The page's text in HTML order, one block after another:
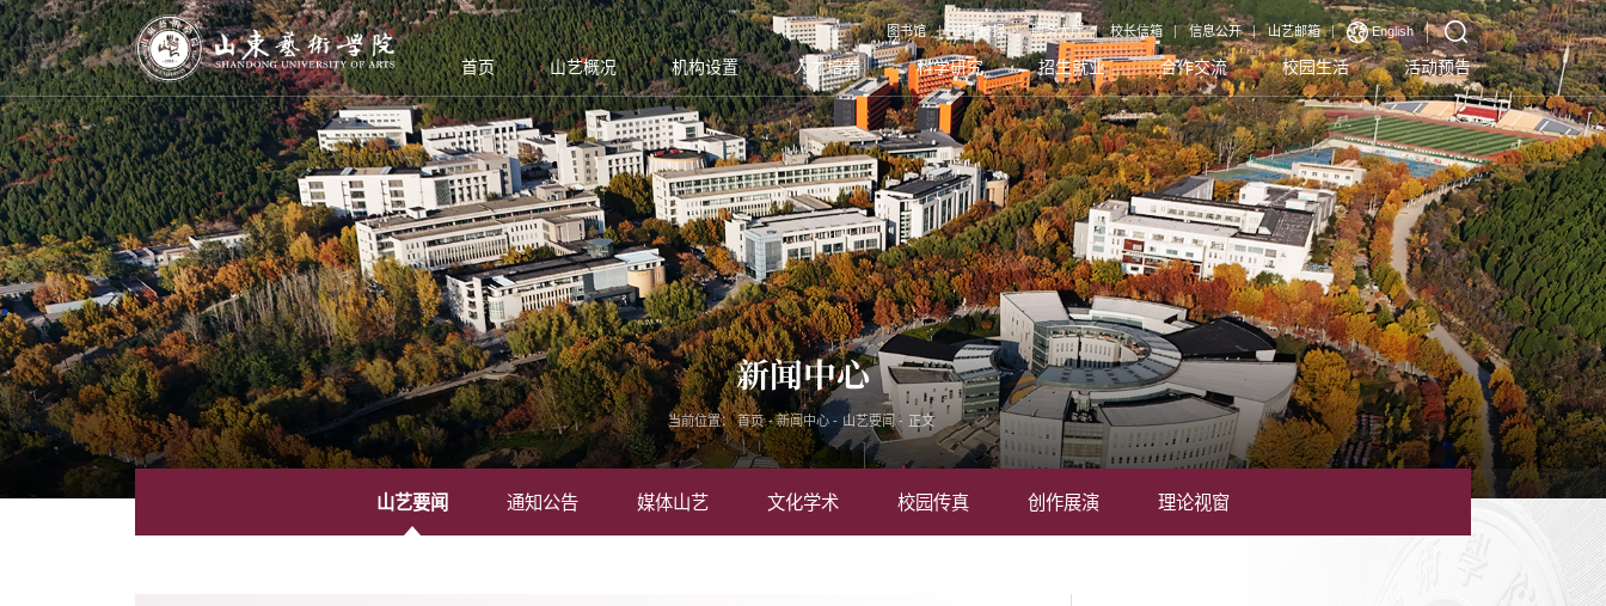
图书馆 山艺校报 服务大厅 校长信箱 信息公开 山艺邮箱 English
首页 山艺概况 机构设置 人才培养 科学研究 招生就业 合作交流 校园生活 活动预告
新闻中心
当前位置： 首页 - 新闻中心 - 山艺要闻 - 正文
山艺要闻 通知公告 媒体山艺 文化学术 校园传真 创作展演 理论视窗